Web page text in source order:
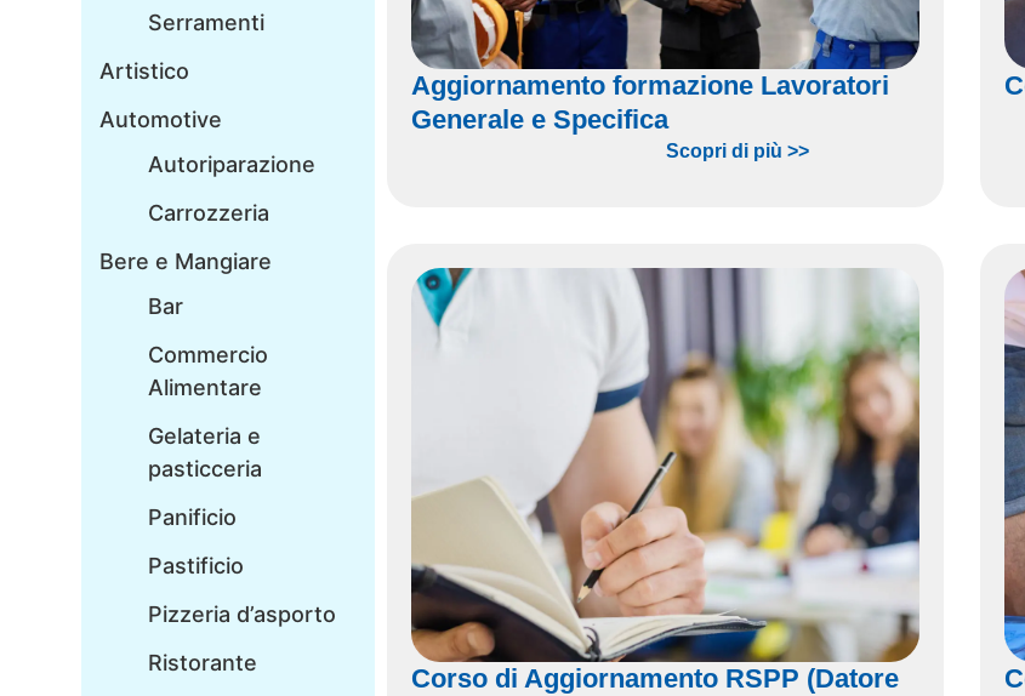
Serramenti
Artistico
Automotive
Autoriparazione
Carrozzeria
Bere e Mangiare
Bar
Commercio
Alimentare
Gelateria e
pasticceria
Panificio
Pastificio
Pizzeria d’asporto
Ristorante
Aggiornamento formazione Lavoratori
Generale e Specifica
Scopri di più >>
Corso di Aggiornamento RSPP (Datore